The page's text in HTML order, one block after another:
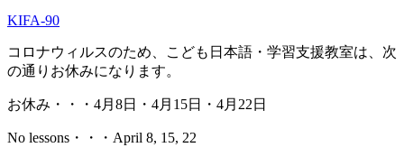
KIFA-90
コロナウィルスのため、こども日本語・学習支援教室は、次
の通りお休みになります。
お休み・・・4月8日・4月15日・4月22日
No lessons・・・April 8, 15, 22